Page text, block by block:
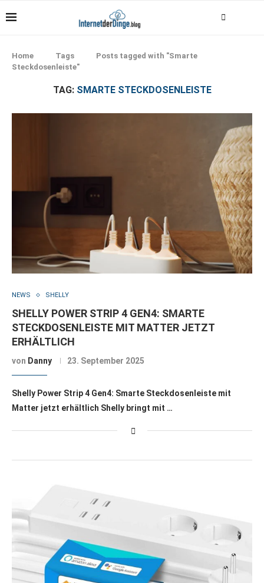
Home Tags
Posts tagged with "Smarte
Steckdosenleiste"
TAG: SMARTE STECKDOSENLEISTE
NEWS SHELLY
SHELLY POWER STRIP 4 GEN4: SMARTE
STECKDOSENLEISTE MIT MATTER JETZT
ERHÄLTLICH
von Danny 23. September 2025
Shelly Power Strip 4 Gen4: Smarte Steckdosenleiste mit
Matter jetzt erhältlich Shelly bringt mit …